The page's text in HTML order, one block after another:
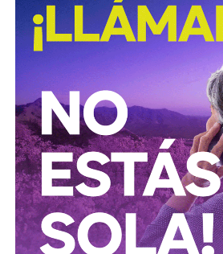
David Martínez es apodado
Fantasma de Wall Street
”, y ha
inmenso en Latinoamérica,
donde ha servido como negociador
y en 2017, fue considerado por
más rico de dicho país. El
documentado de tomar control de
dificultades financieras a partir de
textilera CYDSA en los años 90, con
2009 y 2012, y con las ya
desde 2016.